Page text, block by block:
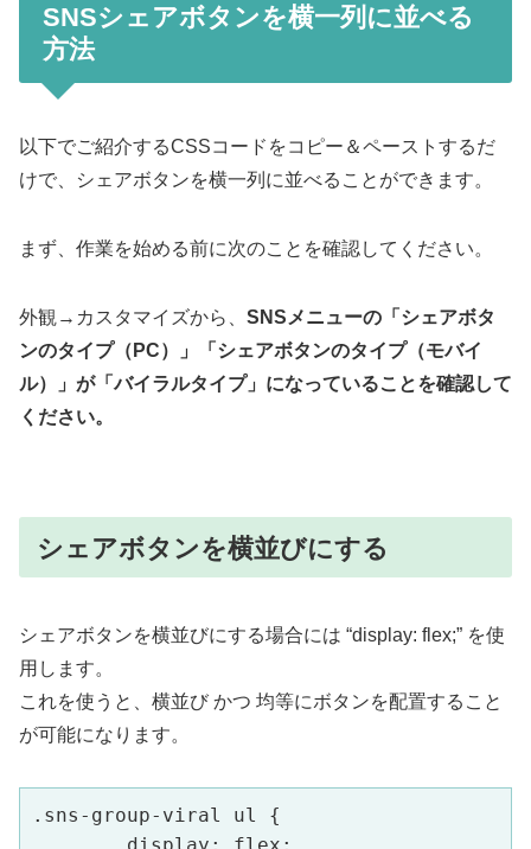
SNSシェアボタンを横一列に並べる
方法
以下でご紹介するCSSコードをコピー＆ペーストするだ
けで、シェアボタンを横一列に並べることができます。
まず、作業を始める前に次のことを確認してください。
外観→カスタマイズから、 SNSメニューの「シェアボタ
ンのタイプ（PC）」「シェアボタンのタイプ（モバイ
ル）」が「バイラルタイプ」になっていることを確認して
ください。
シェアボタンを横並びにする
シェアボタンを横並びにする場合には “display: flex;” を使
用します。
これを使うと、横並び かつ 均等にボタンを配置すること
が可能になります。
.sns-group-viral ul {